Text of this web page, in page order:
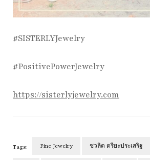
#SISTERLYJewelry
#PositivePowerJewelry
https://sisterlyjewelry.com
Tags: Fine Jewelry ชวลิต ตรียะประเสริฐ